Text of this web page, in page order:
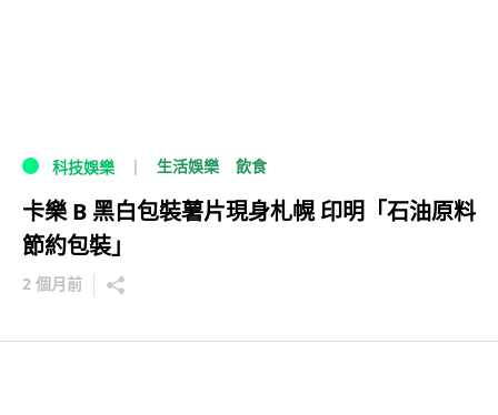
科技娛樂 生活娛樂 飲食
卡樂 B 黑白包裝薯片現身札幌 印明「石油原料
節約包裝」
2 個月前